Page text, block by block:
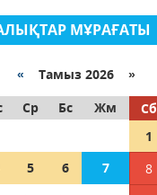
МҰРАҒАТЫ
« Тамыз 2026 »
Ср Бс Жм Сб
1
5 6 7 8